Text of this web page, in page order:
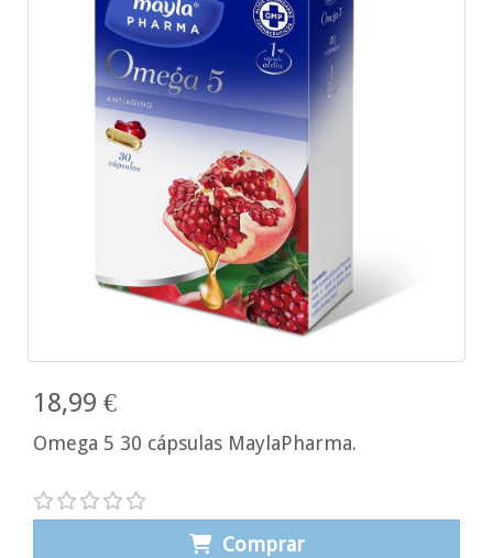
18,99 €
Omega 5 30 cápsulas MaylaPharma.
Comprar